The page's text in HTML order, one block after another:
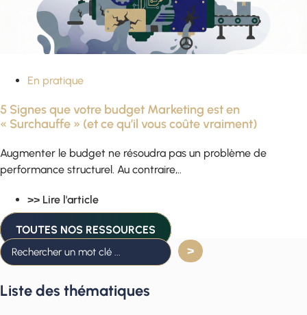
En pratique
5 Signes que votre budget Marketing est en
« Surchauffe » (et ce qu’il vous coûte vraiment)
Augmenter le budget ne résoudra pas un problème de
performance structurel. Au contraire,..
>> Lire l'article
TOUTES NOS RESSOURCES
Liste des thématiques